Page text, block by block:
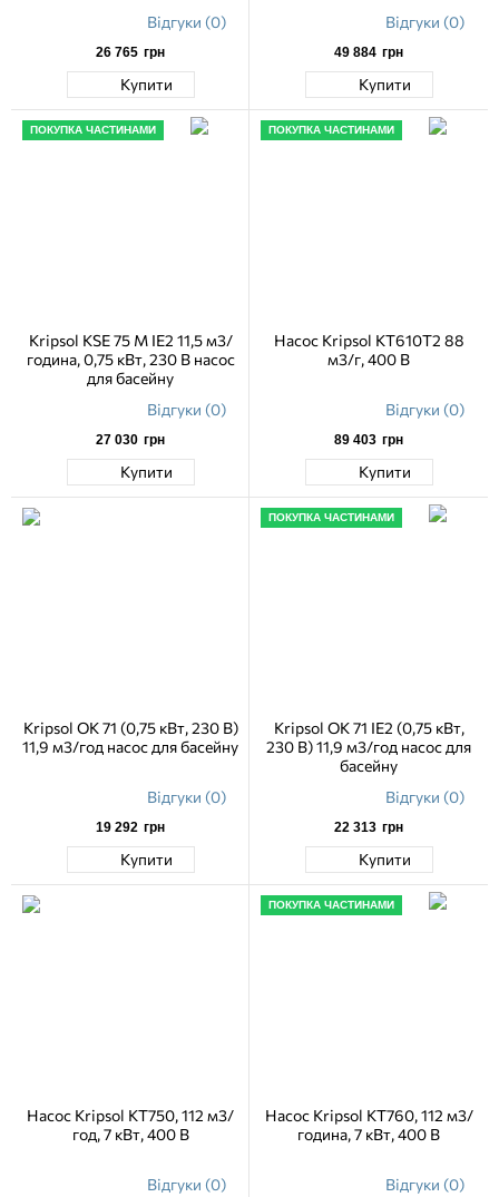
Відгуки (0)
26 765 грн
Купити
Відгуки (0)
49 884 грн
Купити
ПОКУПКА ЧАСТИНАМИ
Kripsol KSE 75 M IE2 11,5 м3/
година, 0,75 кВт, 230 В насос
для басейну
Відгуки (0)
27 030 грн
Купити
ПОКУПКА ЧАСТИНАМИ
Насос Kripsol KT610T2 88
м3/г, 400 В
Відгуки (0)
89 403 грн
Купити
Kripsol OK 71 (0,75 кВт, 230 В)
11,9 м3/год насос для басейну
Відгуки (0)
19 292 грн
Купити
ПОКУПКА ЧАСТИНАМИ
Kripsol OK 71 IE2 (0,75 кВт,
230 В) 11,9 м3/год насос для
басейну
Відгуки (0)
22 313 грн
Купити
Насос Kripsol KT750, 112 м3/
год, 7 кВт, 400 В
Відгуки (0)
ПОКУПКА ЧАСТИНАМИ
Насос Kripsol KT760, 112 м3/
година, 7 кВт, 400 В
Відгуки (0)